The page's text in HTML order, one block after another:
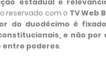
estadual e
reservado com o TV Web
do duodécimo é
e não por
entre poderes.